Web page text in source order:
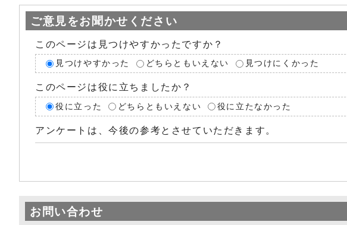
ご意見をお聞かせください
このページは見つけやすかったですか？
見つけやすかった どちらともいえない 見つけにくかった
このページは役に立ちましたか？
役に立った どちらともいえない 役に立たなかった
アンケートは、今後の参考とさせていただきます。
お問い合わせ